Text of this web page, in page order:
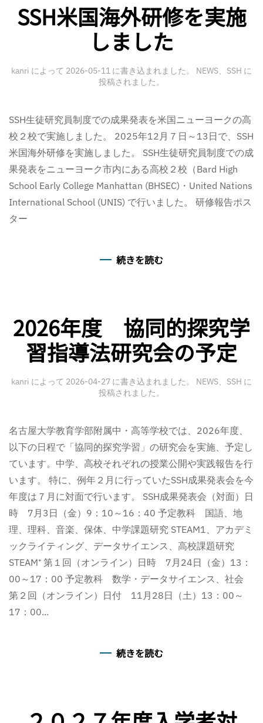
SSH米国海外研修を実施
しました
kanri によって 2026-05-11 に書き込まれました。 NEWS、 SSH に
投稿されました。
SSH生徒研究員制度での成果発表を米国ニューヨークの高
校２校で実施しました。 2025年12月７日～13日で、SSH
米国海外研修を実施しました。 SSH生徒研究員制度での成
果発表をニューヨーク市内にある高校２校（Bard High
School Early College Manhattan (BHSEC)・United Nations
International School (UNIS) で行いました。 研修報告ポス
ター
続きを読む
2026年度 協同的探究学
習指導法研究会の予定
kanri によって 2026-04-27 に書き込まれました。 NEWS、 SSH に
投稿されました。
名古屋大学教育学部附属中・高等学校では、2026年度、
以下の日程で「協同的探究学習」の研究会を実施、予定し
ています。中学、高校それぞれの授業公開や実践報告を行
います。 特に、例年２月に行っていたSSH成果発表会を今
年度は７月に対面で行います。 SSH成果発表会（対面）日
時 7月3日（金）9：10～16：40 予定教科 国語、地
理、理科、音楽、保体、中学課題研究 STEAM1、アカデミ
ックライティング、データサイエンス、高校課題研究
STEAM⁺ 第１回（オンライン）日時 7月24日（金）13：
00～17：00 予定教科 数学・データサイエンス、社会
第２回（オンライン）日付 11月28日（土）13：00～
17：00...
続きを読む